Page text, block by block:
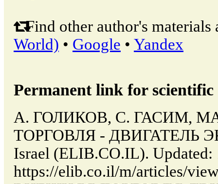
Find other author's materials
World) • Google • Yandex
Permanent link for
А. ГОЛИКОВ, С. ГАСИМ,
ТОРГОВЛЯ - ДВИГАТЕЛЬ
Israel (ELIB.CO.IL). Updated:
https://elib.co.il/m/articles/